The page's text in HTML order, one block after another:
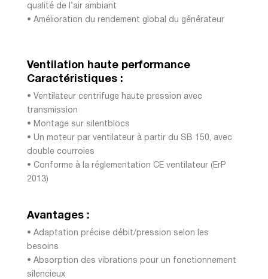
qualité de l’air ambiant
• Amélioration du rendement global du générateur
Ventilation haute performance
Caractéristiques :
• Ventilateur centrifuge haute pression avec
transmission
• Montage sur silentblocs
• Un moteur par ventilateur à partir du SB 150, avec
double courroies
• Conforme à la réglementation CE ventilateur (ErP
2013)
Avantages :
• Adaptation précise débit/pression selon les
besoins
• Absorption des vibrations pour un fonctionnement
silencieux